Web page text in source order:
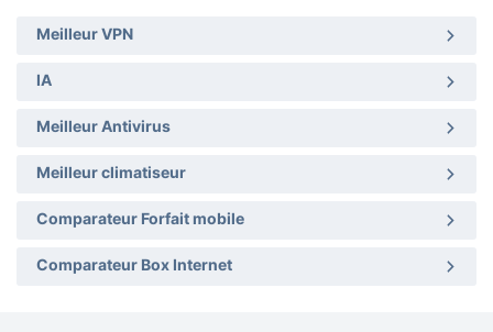
Meilleur VPN
IA
Meilleur Antivirus
Meilleur climatiseur
Comparateur Forfait mobile
Comparateur Box Internet